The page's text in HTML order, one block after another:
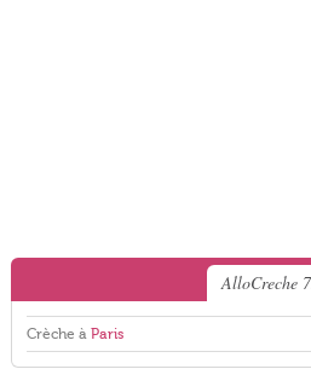
AlloCreche
Crèche à Paris